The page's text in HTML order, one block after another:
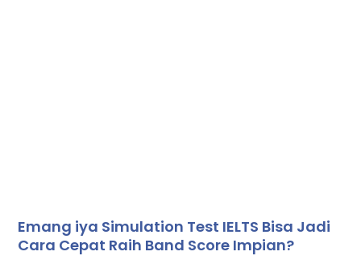
Emang iya Simulation Test IELTS Bisa Jadi
Cara Cepat Raih Band Score Impian?